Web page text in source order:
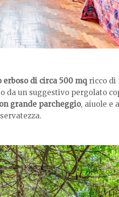
erboso di circa 500 mq ricco di
da un suggestivo pergolato
grande parcheggio, aiuole e